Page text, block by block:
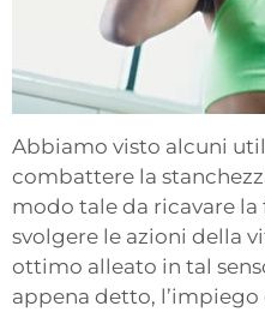
Abbiamo visto alcuni
combattere la
modo tale da ricavare la
svolgere le azioni della
ottimo alleato in tal
appena detto, l’impiego